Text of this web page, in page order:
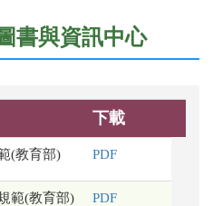
書與資訊中心
下載
(教育部) PDF
範(教育部) PDF